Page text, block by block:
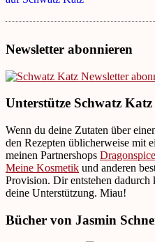
Newsletter abonnieren
Unterstütze Schwatz Katz
Wenn du deine Zutaten über
den Rezepten üblicherweise mit
meinen Partnershops
Meine Kosmetik und anderen
Provision. Dir entstehen
deine Unterstützung. Miau!
Bücher von Jasmin